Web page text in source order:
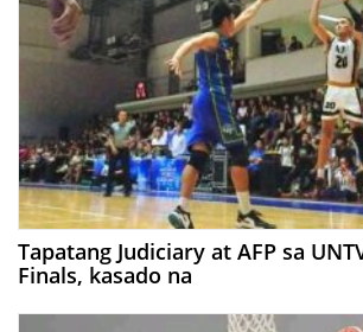
Tapatang Judiciary at AFP sa
Finals, kasado na